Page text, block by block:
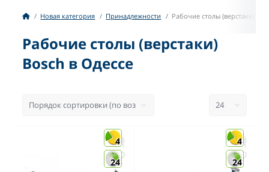
Новая категория Принадлежности Рабочие столы (верстаки)
Рабочие столы (верстаки)
Bosch в Одессе
4
24
4
24